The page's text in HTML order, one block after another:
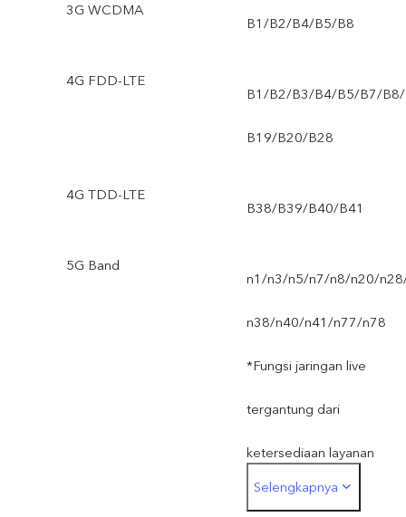
3G WCDMA
B1/B2/B4/B5/B8
4G FDD-LTE
B1/B2/B3/B4/B5/B7/B8/
B19/B20/B28
4G TDD-LTE
B38/B39/B40/B41
5G Band
n1/n3/n5/n7/n8/n20/
n38/n40/n41/n77/n78
*Fungsi jaringan live
tergantung dari
ketersediaan layanan
jaringan operator,
Selengkapnya